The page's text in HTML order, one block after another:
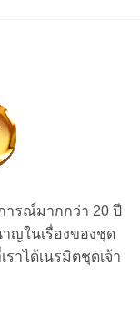
ารณ์มากกว่า 20 ปี
ญในเรื่องของชุด
ราได้เนรมิตชุดเจ้า